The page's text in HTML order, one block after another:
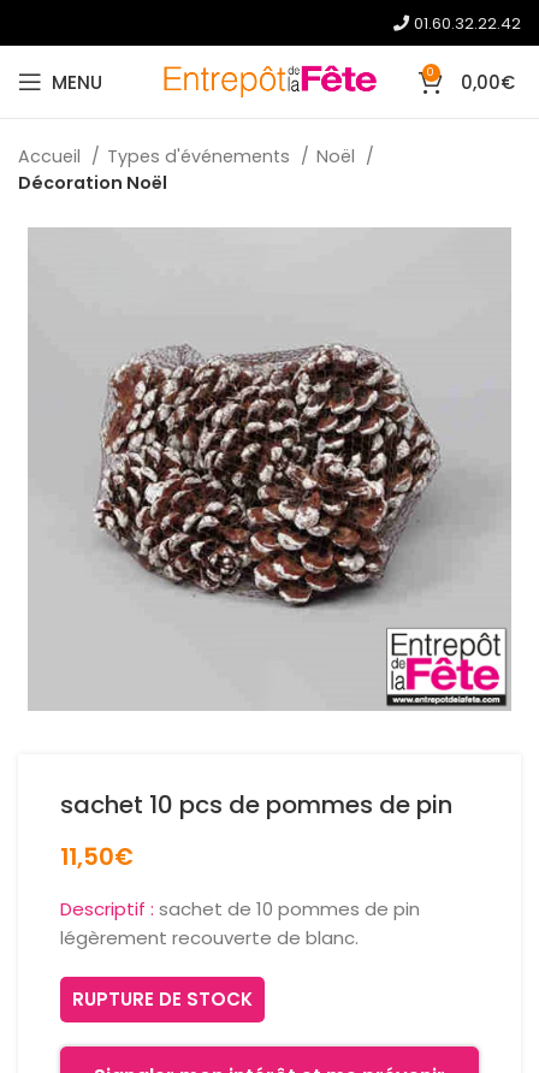
01.60.32.22.42
MENU 0 0,00€
Accueil Types d'événements
Noël
Décoration Noël
sachet 10 pcs de pommes de pin
11,50€
Descriptif : sachet de 10 pommes de pin
légèrement recouverte de blanc.
RUPTURE DE STOCK